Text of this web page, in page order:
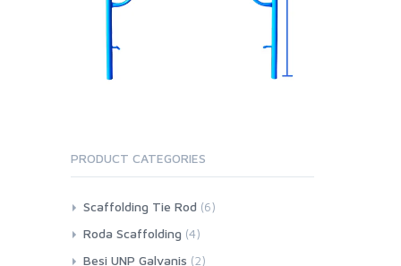
PRODUCT CATEGORIES
Scaffolding Tie Rod (6)
Roda Scaffolding (4)
Besi UNP Galvanis (2)